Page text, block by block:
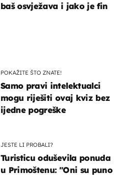
POKAŽITE ŠTO ZNATE!
Samo pravi intelektualci
mogu riješiti ovaj kviz bez
ijedne pogreške
JESTE LI PROBALI?
Turisticu oduševila ponuda
u Primoštenu: "Oni su puno
baš osvježava i jako je fin